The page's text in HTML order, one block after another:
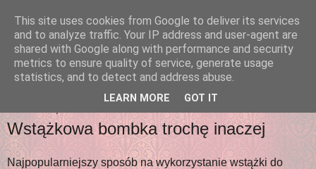
ArtAda
... czyli adriany pasje małe i duże :)
Wstążkowa bombka trochę inaczej
Najpopularniejszy sposób na wykorzystanie wstążki do
This site uses cookies from Google to deliver its services
and to analyze traffic. Your IP address and user-agent are
shared with Google along with performance and security
metrics to ensure quality of service, generate usage
statistics, and to detect and address abuse.
LEARN MORE GOT IT